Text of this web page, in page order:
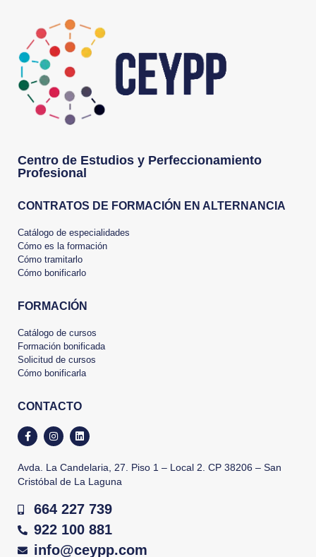
Gestionar el consentimiento
Utilizamos cookies propias y de terceros para fines analíticos y para
Centro de Estudios y Perfeccionamiento
Profesional
CONTRATOS DE FORMACIÓN EN ALTERNANCIA
Catálogo de especialidades
Cómo es la formación
Cómo tramitarlo
Cómo bonificarlo
FORMACIÓN
Catálogo de cursos
Formación bonificada
Solicitud de cursos
Cómo bonificarla
CONTACTO
Avda. La Candelaria, 27. Piso 1 – Local 2. CP 38206 – San
Cristóbal de La Laguna
664 227 739
922 100 881
info@ceypp.com